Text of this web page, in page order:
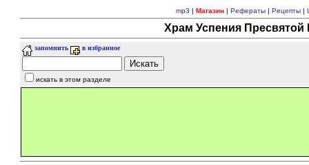
mp3 | Магазин| Рефераты| Рецепты|
Храм Успения Пресвятой
запомнить в избранное
искать в этом разделе